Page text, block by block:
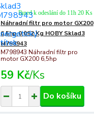
Náhradní filtr pro motor GX200
6,5hp 0.092 Kg HOBY Sklad3
M798943
M798943 Náhradní filtr pro
motor GX200 6,5hp
59 Kč/Ks
Ihned k odeslání do 11h 20 Ks
Do košíku